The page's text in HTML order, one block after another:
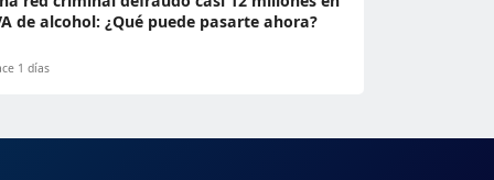
de alcohol: ¿Qué puede pasarte ahora?
1 días